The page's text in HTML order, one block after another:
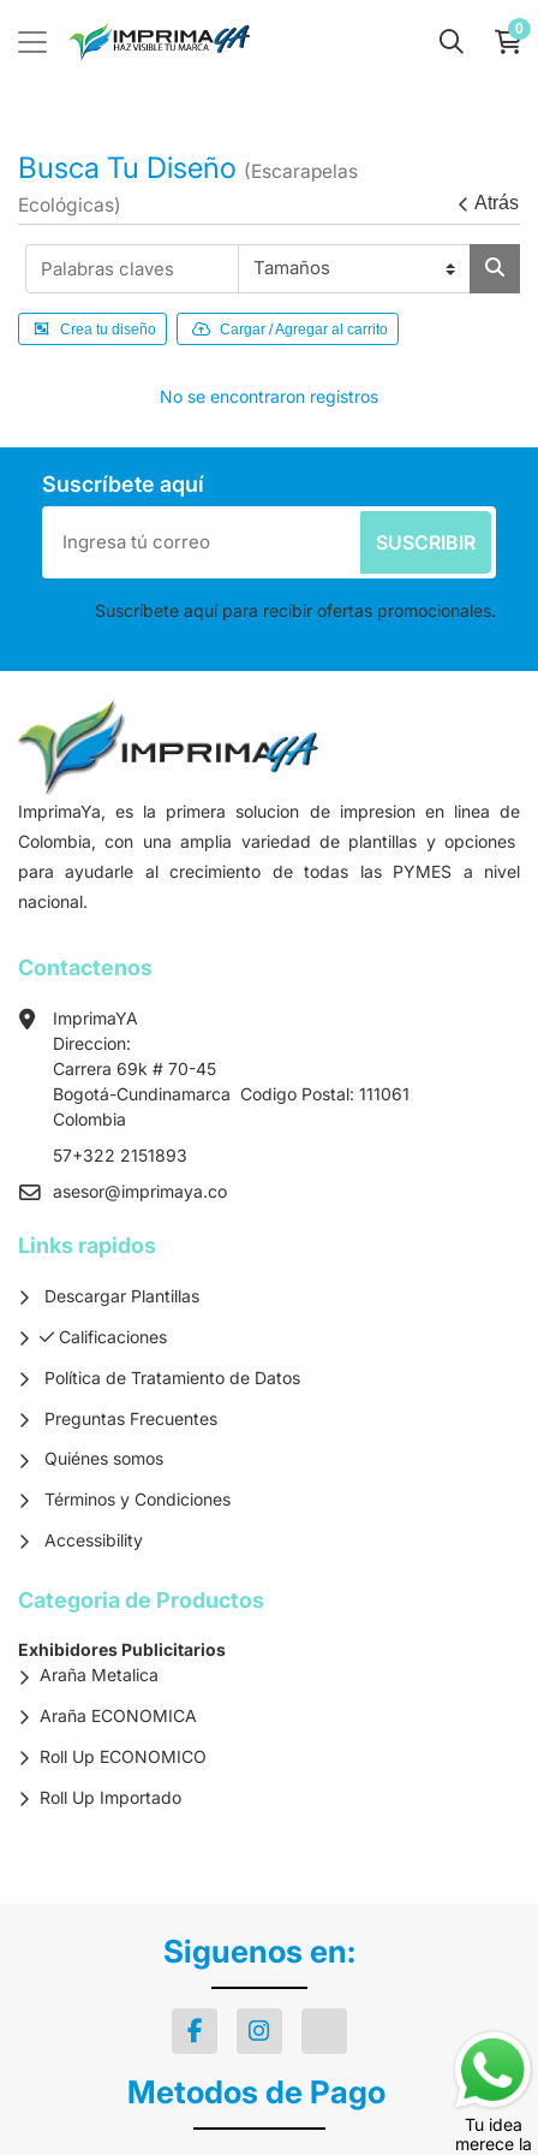
0
Busca Tu Diseño (Escarapelas
Ecológicas)
Atrás
Crea tu diseño Cargar / Agregar al carrito
No se encontraron registros
Suscríbete aquí
SUSCRIBIR
Suscríbete aquí para recibir ofertas promocionales.
ImprimaYa, es la primera solucion de impresion en linea de
Colombia, con una amplia variedad de plantillas y opciones
para ayudarle al crecimiento de todas las PYMES a nivel
nacional.
Contactenos
ImprimaYA
Direccion:
Carrera 69k # 70-45
Bogotá-Cundinamarca Codigo Postal: 111061
Colombia
57+322 2151893
asesor@imprimaya.co
Links rapidos
Descargar Plantillas
Calificaciones
Calificaciones
Política de Tratamiento de Datos
Preguntas Frecuentes
Quiénes somos
Términos y Condiciones
Accessibility
Categoria de Productos
Exhibidores Publicitarios
Araña Metalica
Araña ECONOMICA
Roll Up ECONOMICO
Roll Up Importado
Siguenos en:
Metodos de Pago
Tu idea
merece la